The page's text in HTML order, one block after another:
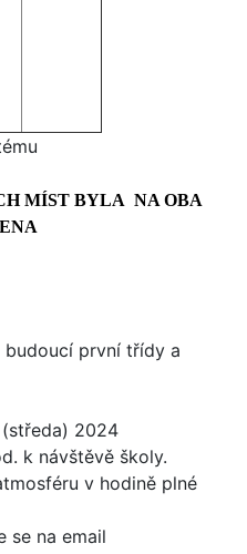
MÍST BYLA NA OBA
první třídy a
2024
k návštěvě školy.
v hodině plné
se na email